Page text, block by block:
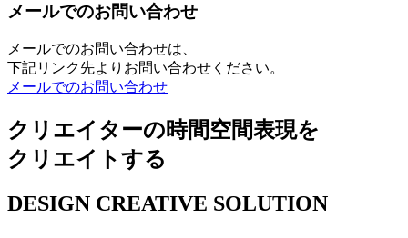
メールでのお問い合わせ
メールでのお問い合わせは、
下記リンク先よりお問い合わせください。
メールでのお問い合わせ
クリエイターの時間空間表現を
クリエイトする
DESIGN CREATIVE SOLUTION